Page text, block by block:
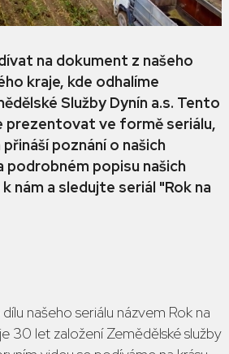
na dokument z našeho
kraje, kde odhalíme
Služby Dynín a.s. Tento
prezentovat ve formě seriálu,
poznání o našich
podrobném popisu našich
nám a sledujte seriál "Rok na
našeho seriálu názvem Rok na
30 let založeníZemědělské služby